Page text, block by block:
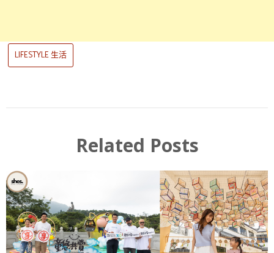
LIFESTYLE 生活
Related Posts